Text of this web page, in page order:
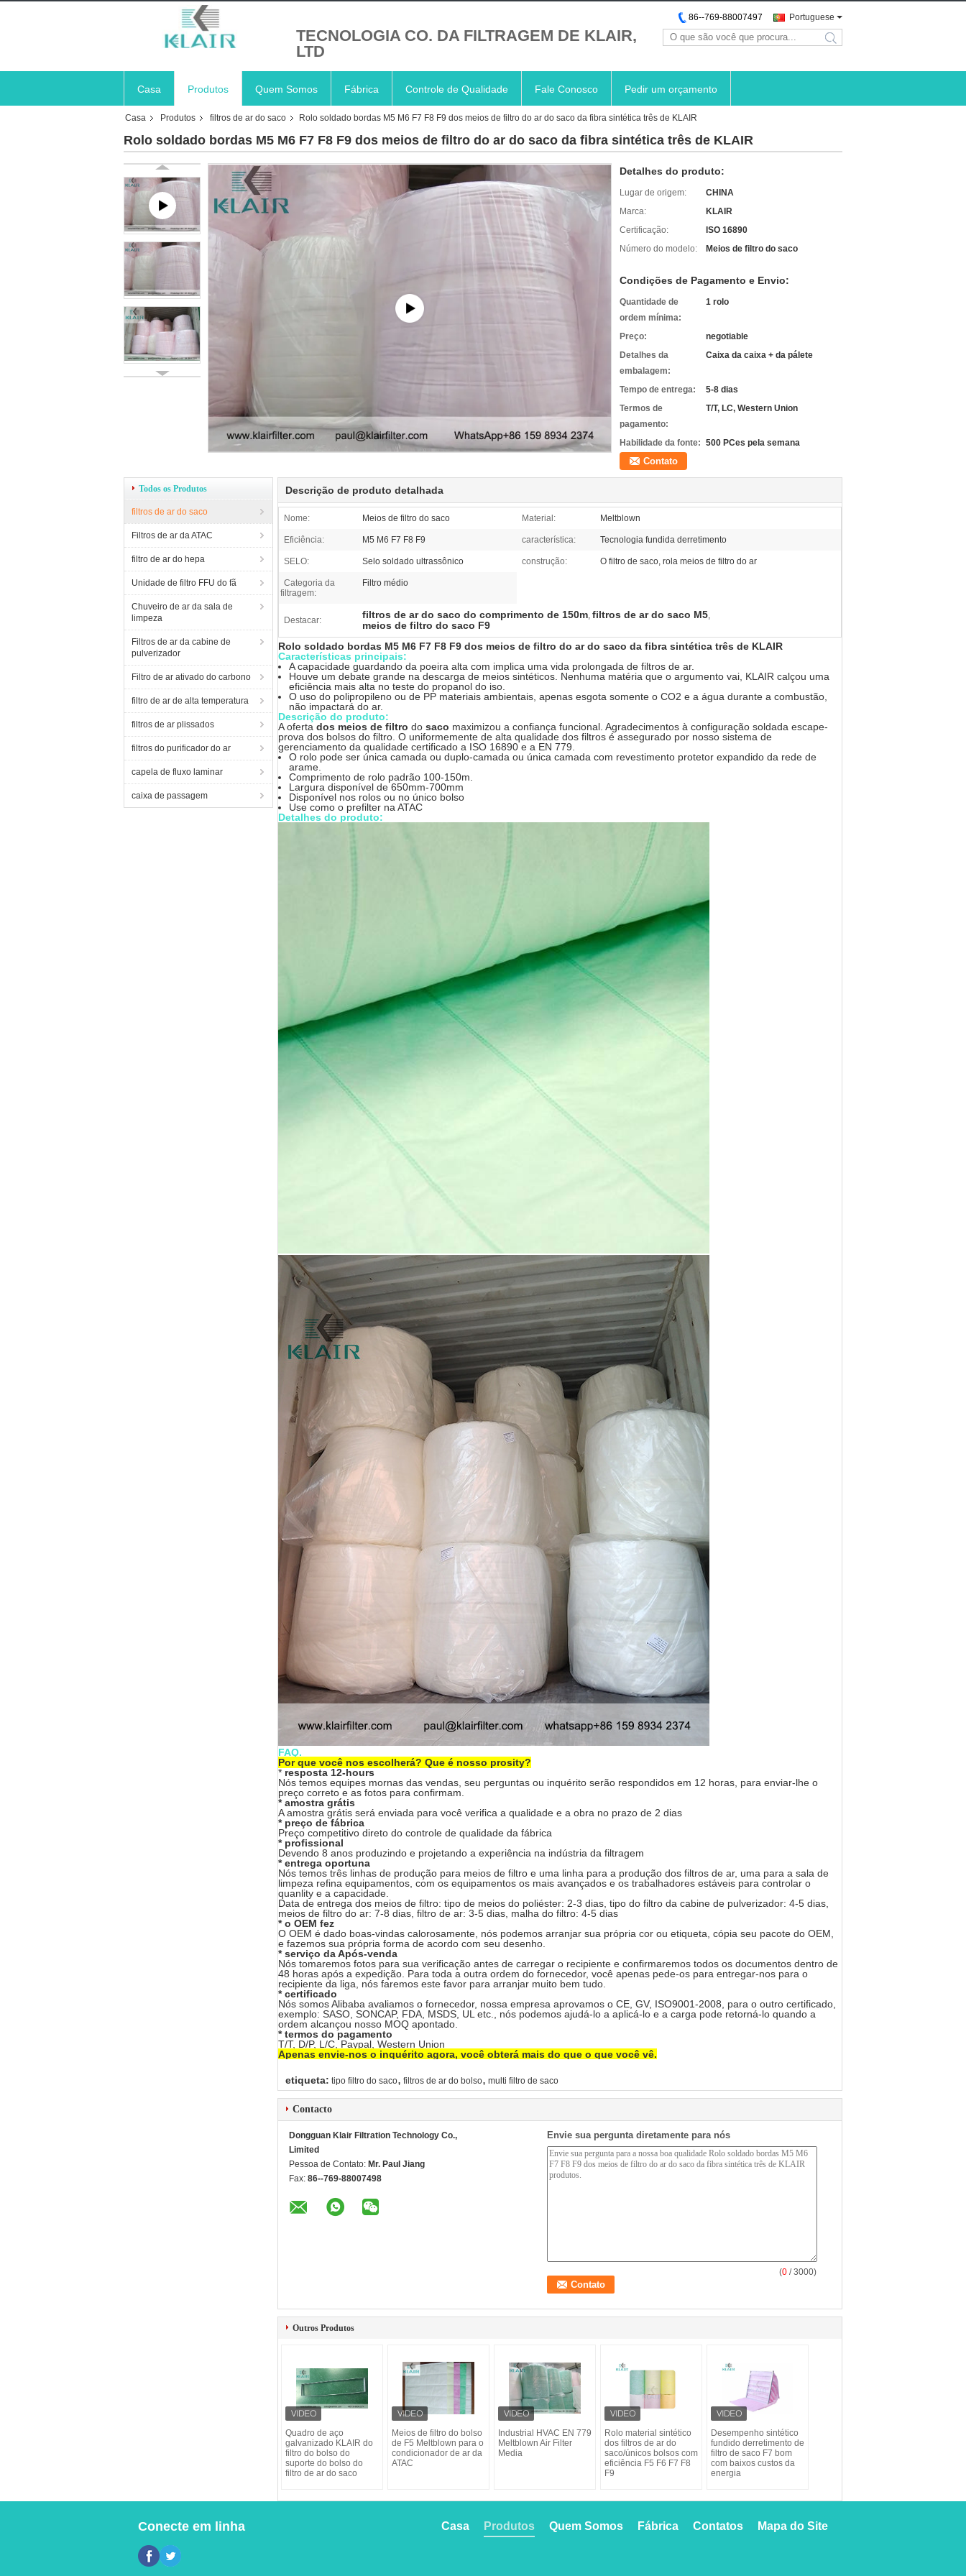
TECNOLOGIA CO. DA FILTRAGEM DE KLAIR,
LTD
Portuguese
86--769-88007497
search
Casa Produtos Quem Somos Fábrica Controle de Qualidade Fale Conosco Pedir um orçamento
Casa Produtos filtros de ar do saco Rolo soldado bordas M5 M6 F7 F8 F9 dos meios de filtro do ar do saco da fibra sintética três de KLAIR
Rolo soldado bordas M5 M6 F7 F8 F9 dos meios de filtro do ar do saco da fibra sintética três de KLAIR
Detalhes do produto:
Lugar de origem:
CHINA
Marca:
KLAIR
Certificação:
ISO 16890
Número do modelo:
Meios de filtro do saco
Condições de Pagamento e Envio:
Quantidade de
ordem mínima:
1 rolo
Preço:
negotiable
Detalhes da
embalagem:
Caixa da caixa + da pálete
Tempo de entrega:
5-8 dias
Termos de
pagamento:
T/T, LC, Western Union
Habilidade da fonte: 500 PCes pela semana
Contato
Todos os Produtos
filtros de ar do saco
Filtros de ar da ATAC
filtro de ar do hepa
Unidade de filtro FFU do fã
Chuveiro de ar da sala de
limpeza
Filtros de ar da cabine de
pulverizador
Filtro de ar ativado do carbono
filtro de ar de alta temperatura
filtros de ar plissados
filtros do purificador do ar
capela de fluxo laminar
caixa de passagem
Descrição de produto detalhada
Nome: Meios de filtro do saco Material: Meltblown
Eficiência: M5 M6 F7 F8 F9 característica: Tecnologia fundida derretimento
SELO: Selo soldado ultrassônico construção: O filtro de saco, rola meios de filtro do ar
Categoria da
filtragem:
Filtro médio
Destacar: filtros de ar do saco do comprimento de 150m, filtros de ar do saco M5,
meios de filtro do saco F9
Rolo soldado bordas M5 M6 F7 F8 F9 dos meios de filtro do ar do saco da fibra sintética três de KLAIR
Características principais:
A capacidade guardando da poeira alta com implica uma vida prolongada de filtros de ar.
Houve um debate grande na descarga de meios sintéticos. Nenhuma matéria que o argumento vai, KLAIR calçou uma
eficiência mais alta no teste do propanol do iso.
O uso do polipropileno ou de PP materiais ambientais, apenas esgota somente o CO2 e a água durante a combustão,
não impactará do ar.
Descrição do produto:
A oferta dos meios de filtro do saco maximizou a confiança funcional. Agradecimentos à configuração soldada escape-
prova dos bolsos do filtro. O uniformemente de alta qualidade dos filtros é assegurado por nosso sistema de
gerenciamento da qualidade certificado a ISO 16890 e a EN 779.
O rolo pode ser única camada ou duplo-camada ou única camada com revestimento protetor expandido da rede de
arame.
Comprimento de rolo padrão 100-150m.
Largura disponível de 650mm-700mm
Disponível nos rolos ou no único bolso
Use como o prefilter na ATAC
Detalhes do produto:
FAQ.
Por que você nos escolherá? Que é nosso prosity?
* resposta 12-hours
Nós temos equipes mornas das vendas, seu perguntas ou inquérito serão respondidos em 12 horas, para enviar-lhe o
preço correto e as fotos para confirmam.
* amostra grátis
A amostra grátis será enviada para você verifica a qualidade e a obra no prazo de 2 dias
* preço de fábrica
Preço competitivo direto do controle de qualidade da fábrica
* profissional
Devendo 8 anos produzindo e projetando a experiência na indústria da filtragem
* entrega oportuna
Nós temos três linhas de produção para meios de filtro e uma linha para a produção dos filtros de ar, uma para a sala de
limpeza refina equipamentos, com os equipamentos os mais avançados e os trabalhadores estáveis para controlar o
quanlity e a capacidade.
Data de entrega dos meios de filtro: tipo de meios do poliéster: 2-3 dias, tipo do filtro da cabine de pulverizador: 4-5 dias,
meios de filtro do ar: 7-8 dias, filtro de ar: 3-5 dias, malha do filtro: 4-5 dias
* o OEM fez
O OEM é dado boas-vindas calorosamente, nós podemos arranjar sua própria cor ou etiqueta, cópia seu pacote do OEM,
e fazemos sua própria forma de acordo com seu desenho.
* serviço da Após-venda
Nós tomaremos fotos para sua verificação antes de carregar o recipiente e confirmaremos todos os documentos dentro de
48 horas após a expedição. Para toda a outra ordem do fornecedor, você apenas pede-os para entregar-nos para o
recipiente da liga, nós faremos este favor para arranjar muito bem tudo.
* certificado
Nós somos Alibaba avaliamos o fornecedor, nossa empresa aprovamos o CE, GV, ISO9001-2008, para o outro certificado,
exemplo: SASO, SONCAP, FDA, MSDS, UL etc., nós podemos ajudá-lo a aplicá-lo e a carga pode retorná-lo quando a
ordem alcançou nosso MOQ apontado.
* termos do pagamento
T/T, D/P, L/C, Paypal, Western Union
Apenas envie-nos o inquérito agora, você obterá mais do que o que você vê.
etiqueta: tipo filtro do saco, filtros de ar do bolso, multi filtro de saco
Contacto
Dongguan Klair Filtration Technology Co.,
Limited
Pessoa de Contato: Mr. Paul Jiang
Fax: 86--769-88007498
Envie sua pergunta diretamente para nós
(0 / 3000)
Outros Produtos
Quadro de aço
galvanizado KLAIR do
filtro do bolso do
suporte do bolso do
filtro de ar do saco
Meios de filtro do bolso
de F5 Meltblown para o
condicionador de ar da
ATAC
Industrial HVAC EN 779
Meltblown Air Filter
Media
Rolo material sintético
dos filtros de ar do
saco/únicos bolsos com
eficiência F5 F6 F7 F8
F9
Desempenho sintético
fundido derretimento de
filtro de saco F7 bom
com baixos custos da
energia
Conecte em linha Mapa do Site
Contatos
Fábrica
Quem Somos
Produtos
Casa